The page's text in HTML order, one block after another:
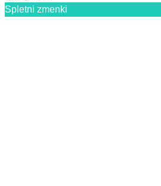
Spletni zmenki